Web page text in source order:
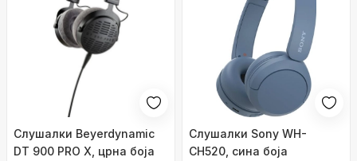
Слушалки Beyerdynamic
DT 900 PRO X, црна боја
Слушалки Sony WH-
CH520, сина боја